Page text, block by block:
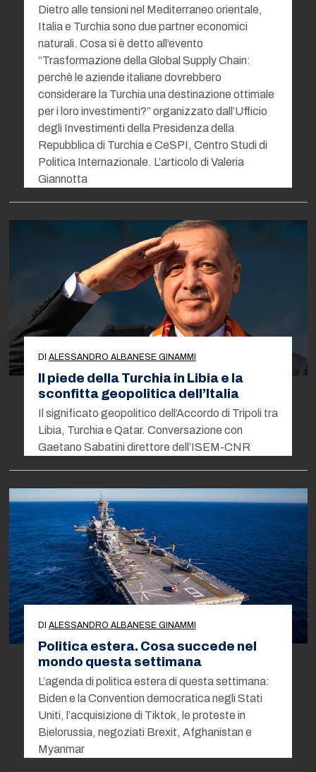
Dietro alle tensioni nel Mediterraneo orientale,
Italia e Turchia sono due partner economici
naturali. Cosa si è detto all’evento
“Trasformazione della Global Supply Chain:
perchè le aziende italiane dovrebbero
considerare la Turchia una destinazione ottimale
per i loro investimenti?” organizzato dall’Ufficio
degli Investimenti della Presidenza della
Repubblica di Turchia e CeSPI, Centro Studi di
Politica Internazionale. L’articolo di Valeria
Giannotta
DI ALESSANDRO ALBANESE GINAMMI
Il piede della Turchia in Libia e la
sconfitta geopolitica dell’Italia
Il significato geopolitico dell’Accordo di Tripoli tra
Libia, Turchia e Qatar. Conversazione con
Gaetano Sabatini direttore dell’ISEM-CNR
DI ALESSANDRO ALBANESE GINAMMI
Politica estera. Cosa succede nel
mondo questa settimana
L’agenda di politica estera di questa settimana:
Biden e la Convention democratica negli Stati
Uniti, l’acquisizione di Tiktok, le proteste in
Bielorussia, negoziati Brexit, Afghanistan e
Myanmar